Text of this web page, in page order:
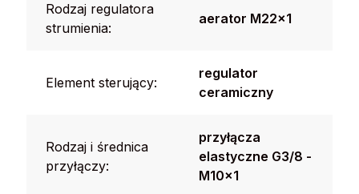
Rodzaj regulatora
strumienia:
aerator M22x1
Element sterujący:
regulator
ceramiczny
Rodzaj i średnica
przyłączy:
przyłącza
elastyczne G3/8 -
M10x1